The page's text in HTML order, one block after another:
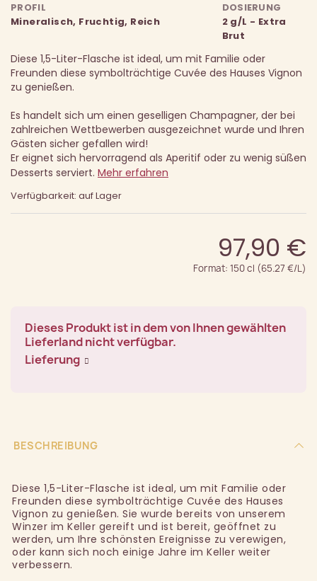
PROFIL
Mineralisch, Fruchtig, Reich
DOSIERUNG
2 g/L - Extra
Brut
Diese 1,5-Liter-Flasche ist ideal, um mit Familie oder
Freunden diese symbolträchtige Cuvée des Hauses Vignon
zu genießen.
Es handelt sich um einen geselligen Champagner, der bei
zahlreichen Wettbewerben ausgezeichnet wurde und Ihren
Gästen sicher gefallen wird!
Er eignet sich hervorragend als Aperitif oder zu wenig süßen
Desserts serviert. Mehr erfahren
Verfügbarkeit: auf Lager
97,90 €
Format: 150 cl (65.27 €/L)
Dieses Produkt ist in dem von Ihnen gewählten
Lieferland nicht verfügbar.
Lieferung
BESCHREIBUNG
Diese 1,5-Liter-Flasche ist ideal, um mit Familie oder
Freunden diese symbolträchtige Cuvée des Hauses
Vignon zu genießen. Sie wurde bereits von unserem
Winzer im Keller gereift und ist bereit, geöffnet zu
werden, um Ihre schönsten Ereignisse zu verewigen,
oder kann sich noch einige Jahre im Keller weiter
verbessern.